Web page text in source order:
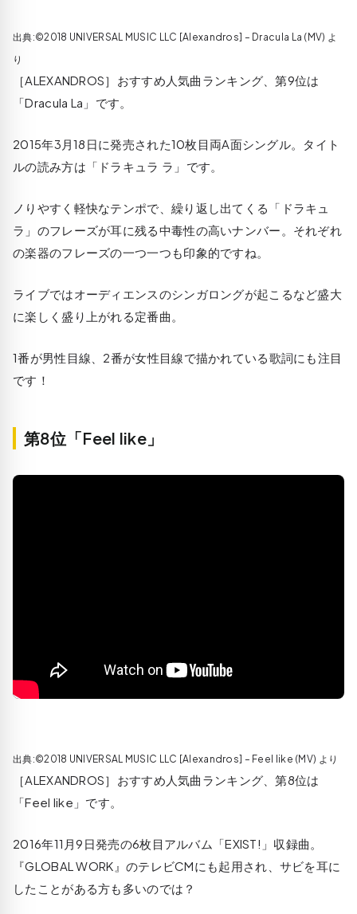
出典:©2018 UNIVERSAL MUSIC LLC [Alexandros] – Dracula La (MV) よ
り
［ALEXANDROS］おすすめ人気曲ランキング、第9位は
「Dracula La」です。
2015年3月18日に発売された10枚目両A面シングル。タイト
ルの読み方は「ドラキュラ ラ」です。
ノりやすく軽快なテンポで、繰り返し出てくる「ドラキュ
ラ」のフレーズが耳に残る中毒性の高いナンバー。それぞれ
の楽器のフレーズの一つ一つも印象的ですね。
ライブではオーディエンスのシンガロングが起こるなど盛大
に楽しく盛り上がれる定番曲。
1番が男性目線、2番が女性目線で描かれている歌詞にも注目
です！
第8位「Feel like」
出典:©2018 UNIVERSAL MUSIC LLC [Alexandros] – Feel like (MV) より
［ALEXANDROS］おすすめ人気曲ランキング、第8位は
「Feel like」です。
2016年11月9日発売の6枚目アルバム「EXIST!」収録曲。
『GLOBAL WORK』のテレビCMにも起用され、サビを耳に
したことがある方も多いのでは？